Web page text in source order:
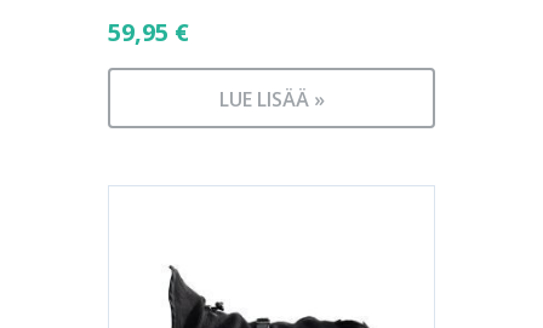
59,95 €
LUE LISÄÄ »